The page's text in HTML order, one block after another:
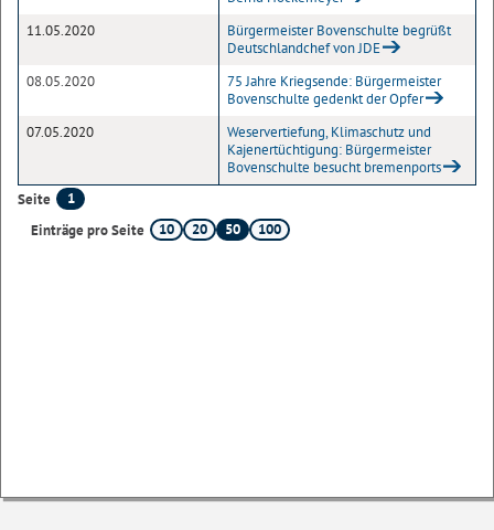
11.05.2020
Bürgermeister Bovenschulte begrüßt
Deutschlandchef von JDE
08.05.2020
75 Jahre Kriegsende: Bürgermeister
Bovenschulte gedenkt der Opfer
07.05.2020
Weservertiefung, Klimaschutz und
Kajenertüchtigung: Bürgermeister
Bovenschulte besucht bremenports
Seite
1
Einträge pro Seite
10 20 50 100